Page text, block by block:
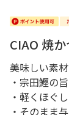
CIAO 焼
美味しい素
・宗田鰹の
・軽くほぐ
・そのまま